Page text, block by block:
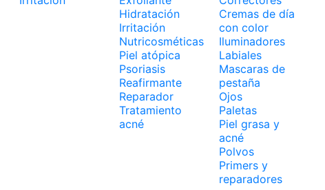
Hidratación
Irritación
Nutricosméticas
Piel atópica
Psoriasis
Reafirmante
Reparador
Tratamiento
acné
Cremas de día
con color
Iluminadores
Labiales
Mascaras de
pestaña
Ojos
Paletas
Piel grasa y
acné
Polvos
Primers y
reparadores